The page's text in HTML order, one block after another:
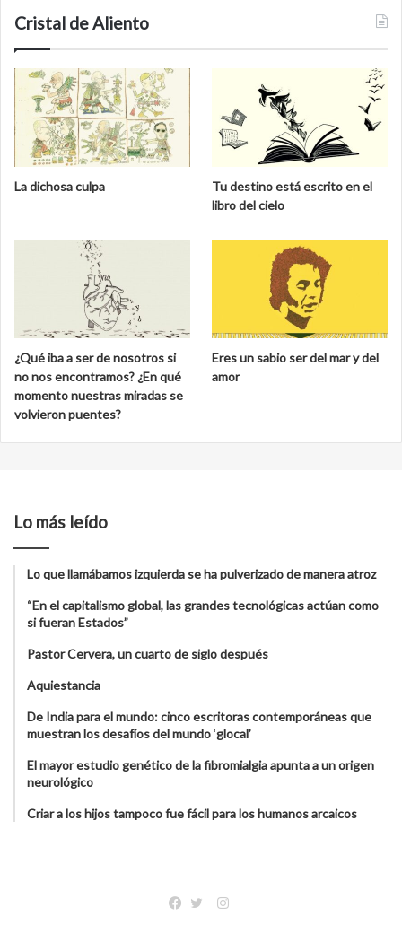
Cristal de Aliento
La dichosa culpa
Tu destino está escrito en el
libro del cielo
¿Qué iba a ser de nosotros si
no nos encontramos? ¿En qué
momento nuestras miradas se
volvieron puentes?
Eres un sabio ser del mar y del
amor
Lo más leído
Lo que llamábamos izquierda se ha pulverizado de manera atroz
“En el capitalismo global, las grandes tecnológicas actúan como
si fueran Estados”
Pastor Cervera, un cuarto de siglo después
Aquiestancia
De India para el mundo: cinco escritoras contemporáneas que
muestran los desafíos del mundo ‘glocal’
El mayor estudio genético de la fibromialgia apunta a un origen
neurológico
Criar a los hijos tampoco fue fácil para los humanos arcaicos
Instagram